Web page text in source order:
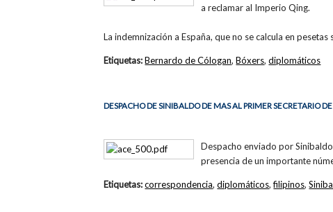
a reclamar al Imperio Qing.
La indemnización a España, que no se calcula en pesetas
Etiquetas:Bernardo de Cólogan,Bóxers,diplomáticos
DESPACHO DE SINIBALDO DE MAS AL PRIMER SECRETARIO
Despacho enviado por
presencia de un importante
Etiquetas:correspondencia,diplomáticos,filipinos,